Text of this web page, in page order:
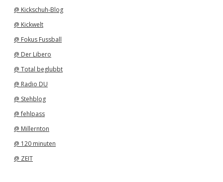
@ Kickschuh-Blog
@ Kickwelt
@ Fokus Fussball
@ Der Libero
@ Total beglubbt
@ Radio DU
@ Stehblog
@ fehlpass
@ Millernton
@ 120 minuten
@ ZEIT